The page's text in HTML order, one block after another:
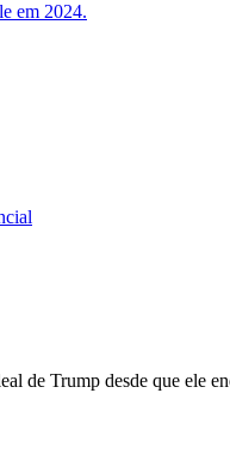
em 2024.
de Trump desde que ele